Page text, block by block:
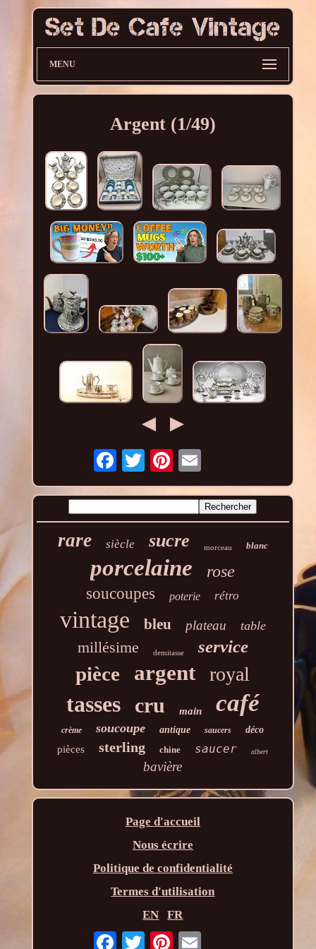
MENU
Argent (1/49)
rare siècle sucre morceau blanc
porcelaine rose
soucoupes poterie rétro
vintage bleu plateau table
millésime demitasse service
pièce argent royal
tasses cru main café
crème soucoupe antique saucers déco
pièces sterling chine saucer albert
bavière
Page d'accueil
Nous écrire
Politique de confidentialité
Termes d'utilisation
EN
FR